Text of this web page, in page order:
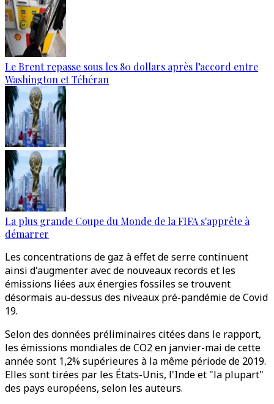
Le Brent repasse sous les 80 dollars après l’accord entre
Washington et Téhéran
La plus grande Coupe du Monde de la FIFA s'apprête à
démarrer
Les concentrations de gaz à effet de serre continuent
ainsi d'augmenter avec de nouveaux records et les
émissions liées aux énergies fossiles se trouvent
désormais au-dessus des niveaux pré-pandémie de Covid
19.
Selon des données préliminaires citées dans le rapport,
les émissions mondiales de CO2 en janvier-mai de cette
année sont 1,2% supérieures à la même période de 2019.
Elles sont tirées par les États-Unis, l'Inde et "la plupart"
des pays européens, selon les auteurs.